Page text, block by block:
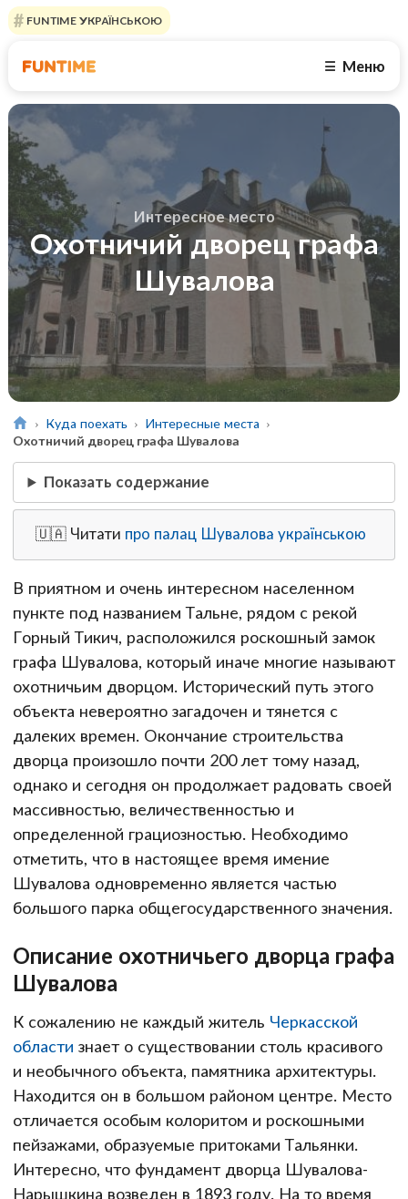
FUNTIME УКРАЇНСЬКОЮ
☰ Меню
Интересное место
Охотничий дворец графа
Шувалова
Куда поехать
Интересные места
Охотничий дворец графа Шувалова
Показать содержание
🇺🇦 Читати про палац Шувалова українською
В приятном и очень интересном населенном
пункте под названием Тальне, рядом с рекой
Горный Тикич, расположился роскошный замок
графа Шувалова, который иначе многие называют
охотничьим дворцом. Исторический путь этого
объекта невероятно загадочен и тянется с
далеких времен. Окончание строительства
дворца произошло почти 200 лет тому назад,
однако и сегодня он продолжает радовать своей
массивностью, величественностью и
определенной грациозностью. Необходимо
отметить, что в настоящее время имение
Шувалова одновременно является частью
большого парка общегосударственного значения.
Описание охотничьего дворца графа
Шувалова
К сожалению не каждый житель Черкасской
области знает о существовании столь красивого
и необычного объекта, памятника архитектуры.
Находится он в большом районом центре. Место
отличается особым колоритом и роскошными
пейзажами, образуемые притоками Тальянки.
Интересно, что фундамент дворца Шувалова-
Нарышкина возведен в 1893 году. На то время